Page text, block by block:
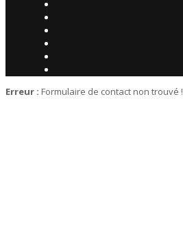
Erreur : Formulaire de contact non trouvé !